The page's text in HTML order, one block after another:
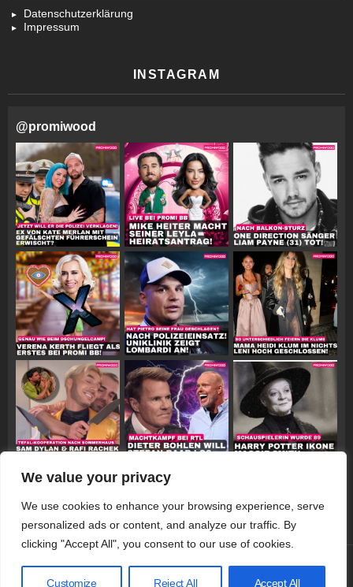
We value your privacy
We use cookies to enhance your browsing experience, serve
personalized ads or content, and analyze our traffic. By
clicking "Accept All", you consent to our use of cookies.
Customize Reject All Accept All
Datenschutzerklärung
Impressum
INSTAGRAM
@promiwood
Follow on Instagram